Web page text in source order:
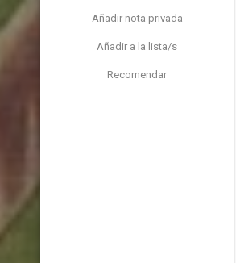
Añadir nota privada
Añadir a la lista/s
Recomendar